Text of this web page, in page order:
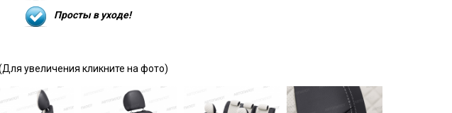
Просты в уходе!
увеличения кликните на фото)